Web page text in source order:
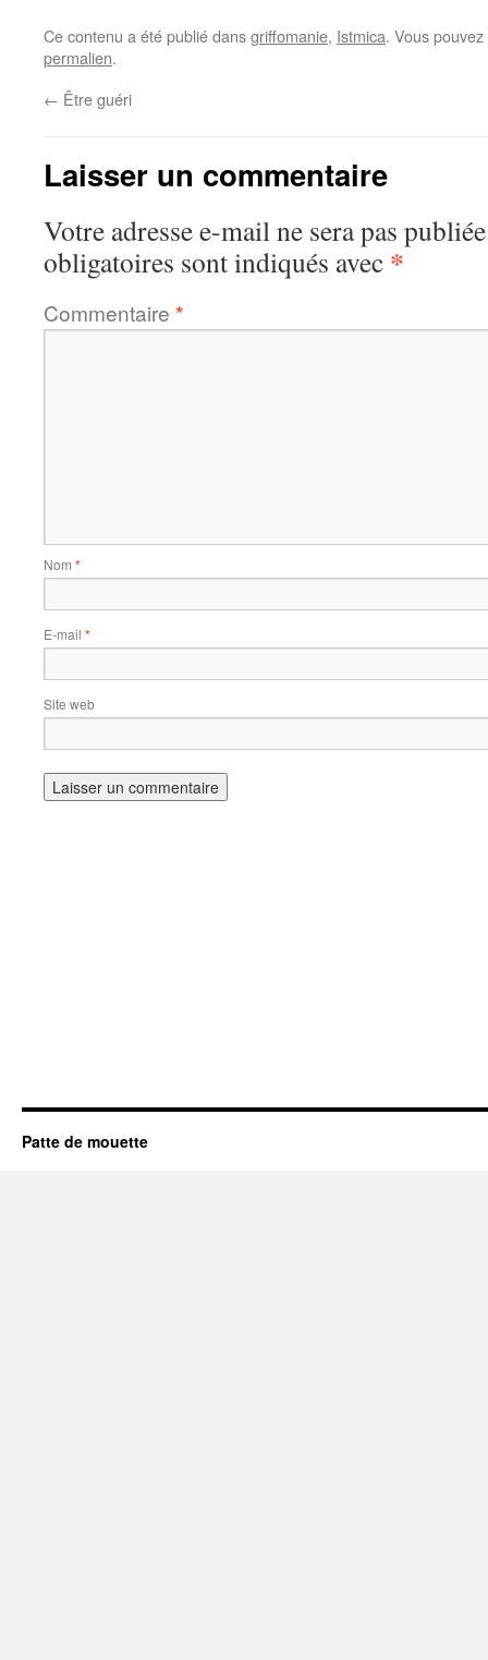
Ce contenu a été publié dansgriffomanie, Istmica. Vous
permalien.
← Être guéri
Laisser un commentaire
Votre adresse e-mail ne sera pas
obligatoires sont indiqués avec *
Commentaire *
Nom *
E-mail *
Site web
Patte de mouette